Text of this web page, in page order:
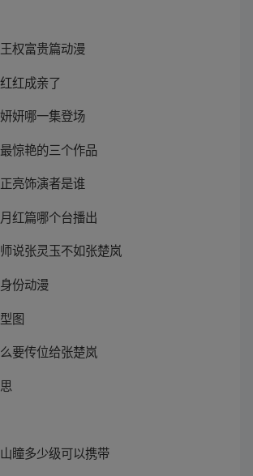
权富贵篇动漫
红成亲了
妍哪一集登场
惊艳的三个作品
亮饰演者是谁
红篇哪个台播出
说张灵玉不如张楚岚
份动漫
图
要传位给张楚岚
瞳多少级可以携带